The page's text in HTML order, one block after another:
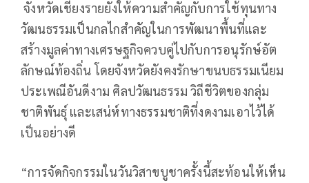
จังหวัดเชียงรายยังให้ความสำคัญกับการใช้ทุนทาง
วัฒนธรรมเป็นกลไกสำคัญในการพัฒนาพื้นที่และ
สร้างมูลค่าทางเศรษฐกิจควบคู่ไปกับการอนุรักษ์อัต
ลักษณ์ท้องถิ่น โดยจังหวัดยังคงรักษาขนบธรรมเนียม
ประเพณีอันดีงาม ศิลปวัฒนธรรม วิถีชีวิตของกลุ่ม
ชาติพันธุ์ และเสน่ห์ทางธรรมชาติที่งดงามเอาไว้ได้
เป็นอย่างดี
“การจัดกิจกรรมในวันวิสาขบูชาครั้งนี้สะท้อนให้เห็น